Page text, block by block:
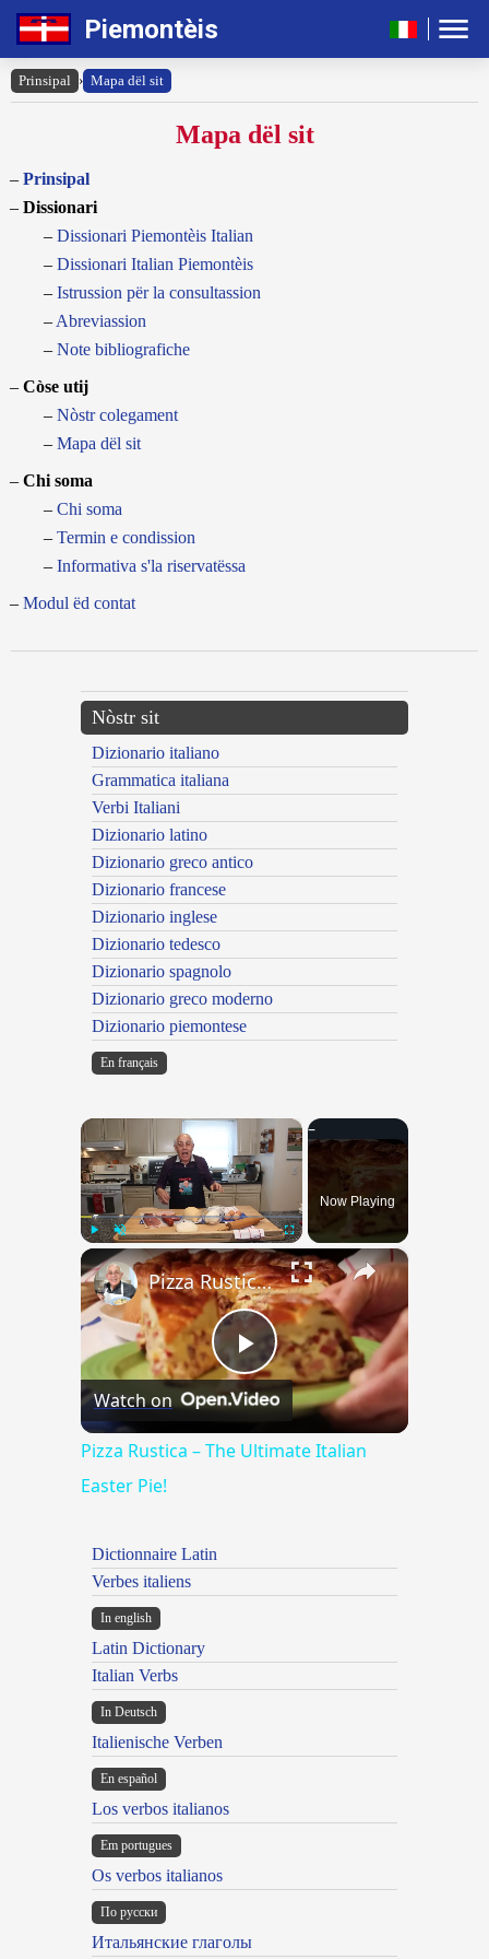
Piemontèis
Prinsipal › Mapa dël sit
Mapa dël sit
Prinsipal
Dissionari
Dissionari Piemontèis Italian
Dissionari Italian Piemontèis
Istrussion për la consultassion
Abreviassion
Note bibliografiche
Còse utij
Nòstr colegament
Mapa dël sit
Chi soma
Chi soma
Termin e condission
Informativa s'la riservatëssa
Modul ëd contat
Nòstr sit
Dizionario italiano
Grammatica italiana
Verbi Italiani
Dizionario latino
Dizionario greco antico
Dizionario francese
Dizionario inglese
Dizionario tedesco
Dizionario spagnolo
Dizionario greco moderno
Dizionario piemontese
En français
×
Unmute Fullscreen
Now Playing
×
Play
Video
Pizza Rustica – The Ultimate Italian Easter Pie!
Watch on
Pizza Rustica – The Ultimate Italian
Easter Pie!
Dictionnaire Latin
Verbes italiens
In english
Latin Dictionary
Italian Verbs
In Deutsch
Italienische Verben
En español
Los verbos italianos
Em portugues
Os verbos italianos
По русски
Итальянские глаголы